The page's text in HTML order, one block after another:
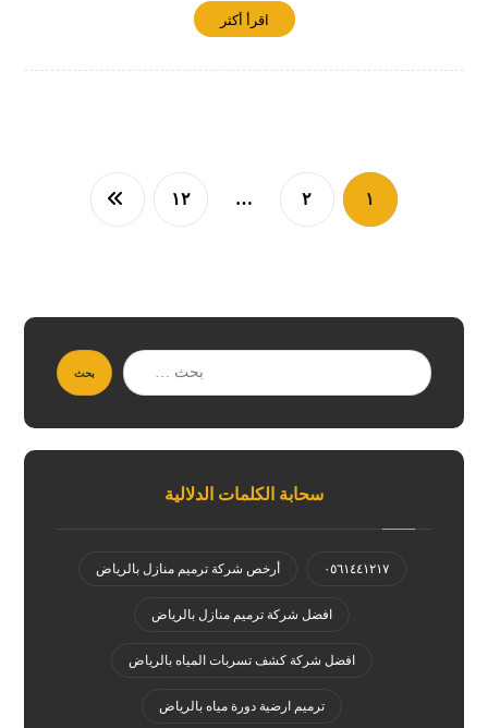
اقرأ أكثر
١ ٢ … ١٢
بحث
سحابة الكلمات الدلالية
٠٥٦١٤٤١٢١٧ أرخص شركة ترميم منازل بالرياض
افضل شركة ترميم منازل بالرياض
افضل شركة كشف تسربات المياه بالرياض
ترميم ارضية دورة مياه بالرياض